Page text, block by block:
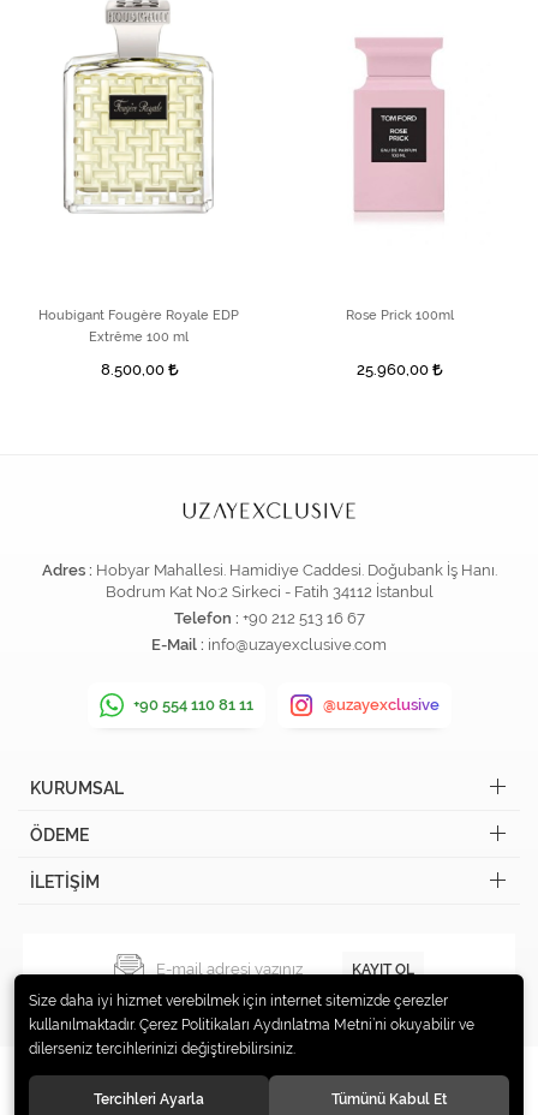
Houbigant Fougère Royale EDP
Extrême 100 ml
8.500,00
Rose Prick 100ml
25.960,00
Adres : Hobyar Mahallesi. Hamidiye Caddesi. Doğubank İş Hanı.
Bodrum Kat No:2 Sirkeci - Fatih 34112 İstanbul
Telefon : +90 212 513 16 67
E-Mail : info@uzayexclusive.com
+90 554 110 81 11 @uzayexclusive
KURUMSAL
ÖDEME
İLETİŞİM
KAYIT OL
Size daha iyi hizmet verebilmek için internet sitemizde çerezler
kullanılmaktadır. Çerez Politikaları Aydınlatma Metni’ni okuyabilir ve
dilerseniz tercihlerinizi değiştirebilirsiniz.
Tercihleri Ayarla Tümünü Kabul Et